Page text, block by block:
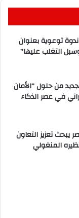
توعوية بعنوان
التغلب عليها”
من حلول “الأمان
في عصر الذكاء
تعزيز التعاون
المنغولي